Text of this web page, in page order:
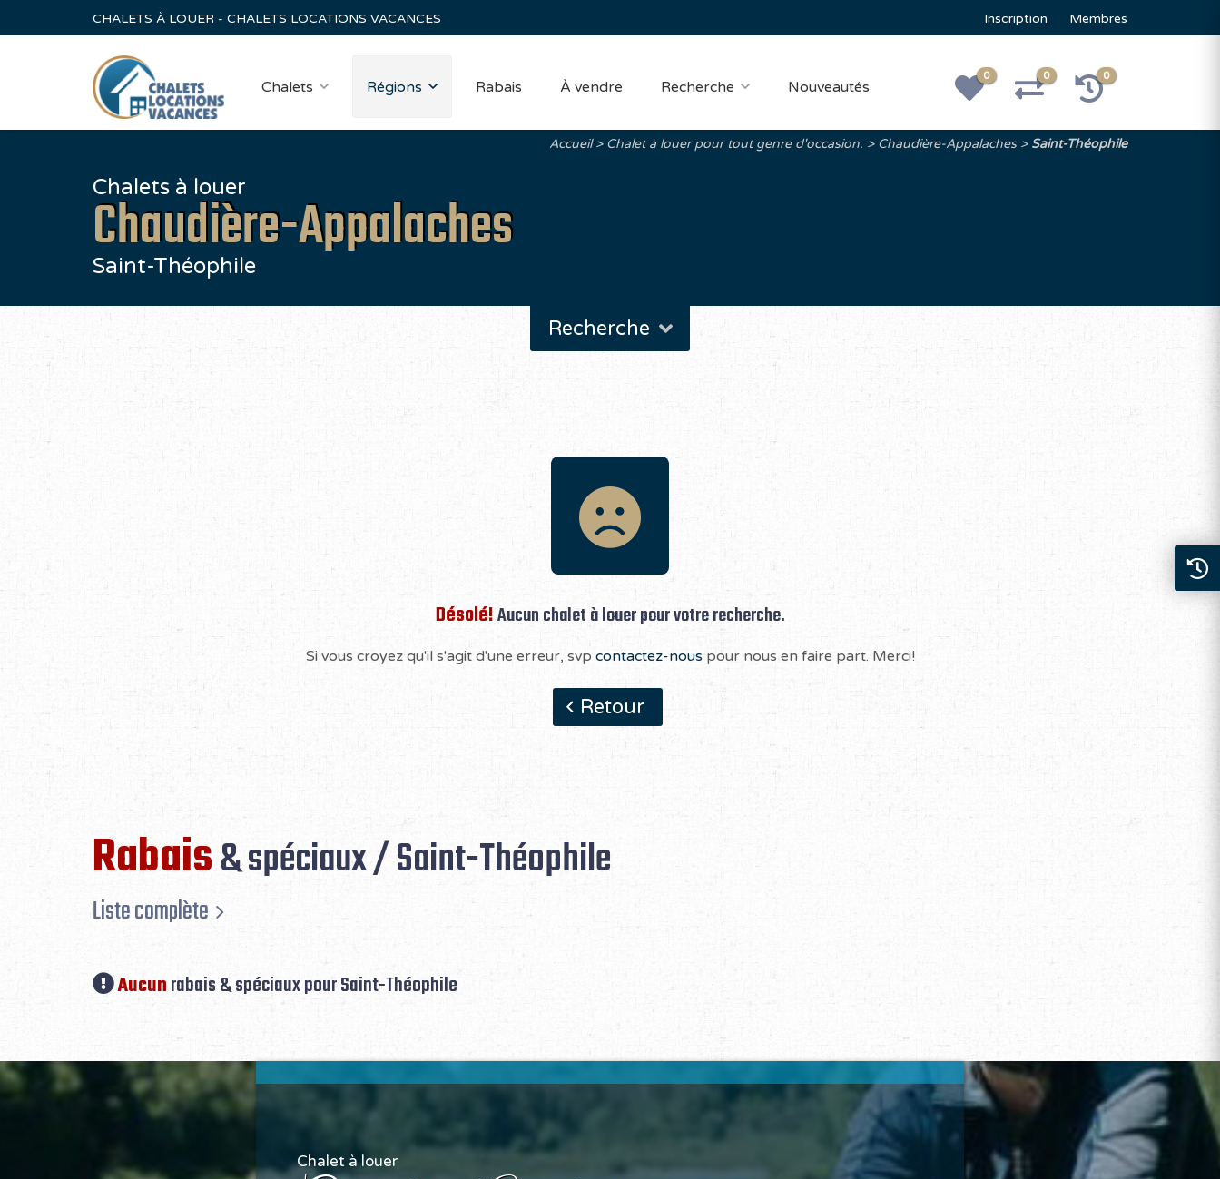
CHALETS À LOUER - CHALETS LOCATIONS VACANCES Inscription Membres
Chalets Régions Rabais À vendre Recherche Nouveautés
0 0 0
Accueil Chalet à louer pour tout genre d'occasion. Chaudière-Appalaches Saint-Théophile
Chalets à louer
Chaudière-Appalaches
Saint-Théophile
Recherche
Désolé!Aucun chalet à louer pour votre recherche.
Si vous croyez qu'il s'agit d'une erreur, svp contactez-nous pour nous en faire part. Merci!
Retour
Rabais& spéciaux / Saint-Théophile
Liste complète
Aucunrabais & spéciaux pour Saint-Théophile
Chalet à louer